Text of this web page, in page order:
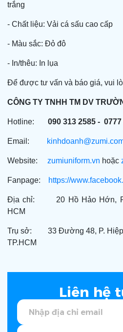
trắng
- Chất liệu: Vải cá sấu cao cấp
- Màu sắc: Đỏ đô
- In/thêu: In lụa
Để được tư vấn và báo giá, vui
CÔNG TY TNHH TM DV
Hotline: 090 313 2585 - 0777
Email:
Website: zumiuniform.vn hoặc
Fanpage: https://
Địa chỉ: 20 Hồ Hảo Hớn, P.
HCM
Trụ sở: 33 Đường 48, P. Hiệp
TP.HCM
Liên hệ